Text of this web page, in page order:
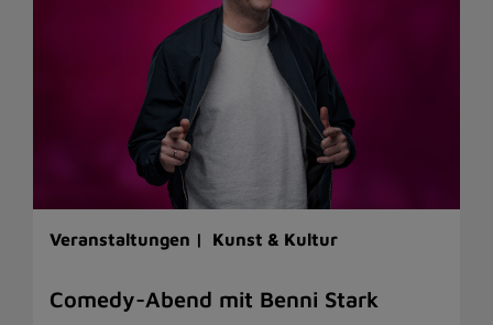
Veranstaltungen | Kunst & Kultur
Comedy-Abend mit Benni Stark